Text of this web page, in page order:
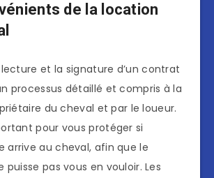
de la location
lecture et la signature d’un contrat
processus détaillé et compris à la
du cheval et par le loueur.
pour vous protéger si
arrive au cheval, afin que le
puisse pas vous en vouloir. Les